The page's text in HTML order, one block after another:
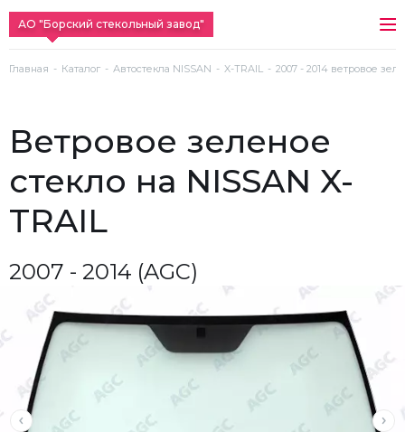
АО "Борский стекольный завод"
Главная Каталог Автостекла NISSAN X-TRAIL 2007 - 2014 ветровое
ветровое зеленое
стекло на NISSAN X-
TRAIL
2007 - 2014 (AGC)